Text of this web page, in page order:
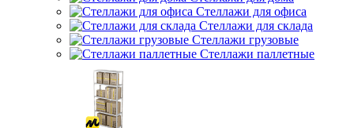
Стеллажи для офиса
Стеллажи для склада
Стеллажи грузовые
Стеллажи паллетные